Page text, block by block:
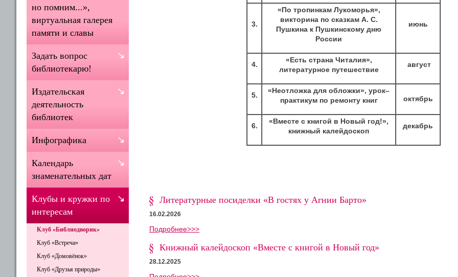
3.
«По тропинкам Лукоморья»,
викторина по сказкам А. С.
Пушкина к Пушкинскому дню
России
июнь
4.
«Есть страна Читалия»,
литературное путешествие
август
5.
«Неотложка для обложки», урок–
практикум по ремонту книг
октябрь
6.
«Вместе с книгой в Новый год!»,
книжный калейдоскоп
декабрь
Литературные посиделки «В гостях у Агнии Барто»
16.02.2026
Подробнее>>>
Книжный калейдоскоп «Вместе с книгой в Новый год»
28.12.2025
но помним...»,
виртуальная галерея
памяти и славы
Задать вопрос
библиотекарю!
Издательская
деятельность
библиотек
Инфографика
Календарь
знаменательных дат
Клубы и кружки по
интересам
Клуб «Библиодворик»
Клуб «Встреча»
Клуб «Домовёнок»
Клуб «Друзья природы»